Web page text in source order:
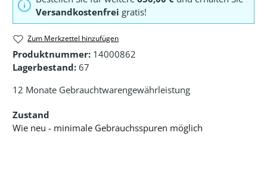
Versandkostenfrei gratis!
Zum Merkzettel hinzufügen
Produktnummer: 14000862
Lagerbestand: 67
12 Monate Gebrauchtwarengewährleistung
Zustand
Wie neu - minimale Gebrauchsspuren möglich